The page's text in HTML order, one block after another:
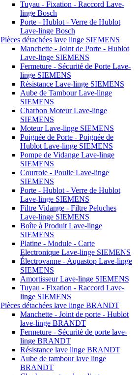
Tuyau - Fixation - Raccord Lave-
linge Bosch
Porte - Hublot - Verre de Hublot
Lave-linge Bosch
Pièces détachées lave linge SIEMENS
Manchette - Joint de Porte - Hublot
Lave-linge SIEMENS
Fermeture - Sécurité de Porte Lave-
linge SIEMENS
Résistance Lave-linge SIEMENS
Aube de Tambour Lave-linge
SIEMENS
Charbon Moteur Lave-linge
SIEMENS
Moteur Lave-linge SIEMENS
Poignée de Porte - Poignée de
Hublot Lave-linge SIEMENS
Pompe de Vidange Lave-linge
SIEMENS
Courroie - Poulie Lave-linge
SIEMENS
Porte - Hublot - Verre de Hublot
Lave-linge SIEMENS
Filtre Vidange - Filtre Peluches
Lave-linge SIEMENS
Boîte à Produit Lave-linge
SIEMENS
Platine - Module - Carte
Electronique Lave-linge SIEMENS
Électrovanne - Aquastop Lave-linge
SIEMENS
Amortisseur Lave-linge SIEMENS
Tuyau - Fixation - Raccord Lave-
linge SIEMENS
Pièces détachées lave linge BRANDT
Manchette - Joint de porte - Hublot
lave-linge BRANDT
Fermeture - Sécurité de porte lave-
linge BRANDT
Résistance lave linge BRANDT
Aube de tambour lave linge
BRANDT